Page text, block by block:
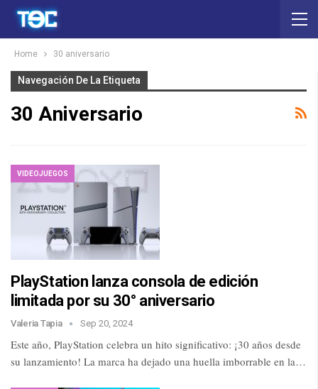
Home 30 aniversario
Navegación De La Etiqueta
30 Aniversario
VIDEOJUEGOS
PlayStation lanza consola de edición
limitada por su 30° aniversario
Valeria Tapia Sep 20, 2024
Este año, PlayStation celebra un hito significativo: ¡30 años desde
su lanzamiento! La marca ha dejado una huella imborrable en la…